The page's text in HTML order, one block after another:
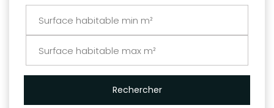
Rechercher